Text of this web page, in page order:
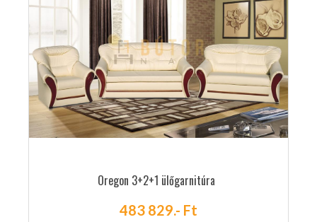
Oregon 3+2+1 ülőgarnitúra
483 829.- Ft